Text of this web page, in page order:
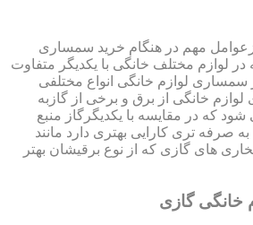
مهم در هنگام خرید سمساری
لوازم مختلف خانگی با یکدیگر متفاوت
لوازم خانگی انواع مختلفی
خانگی از برق و برخی از گازبه
که در مقایسه با یکدیگرگاز منبع
صرفه تری کارایی بهتری دارد مانند
های گازی که از نوع برقیشان بهتر
خانگی گازی